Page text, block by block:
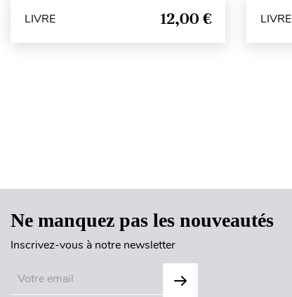
LIVRE 12,00 € LIVRE
Ne manquez pas les nouveautés
Inscrivez-vous à notre newsletter